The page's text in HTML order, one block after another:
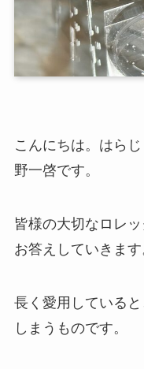
こんにちは。はら
野一啓です。
皆様の大切なロレ
お答えしていきます
長く愛用している
しまうものです。